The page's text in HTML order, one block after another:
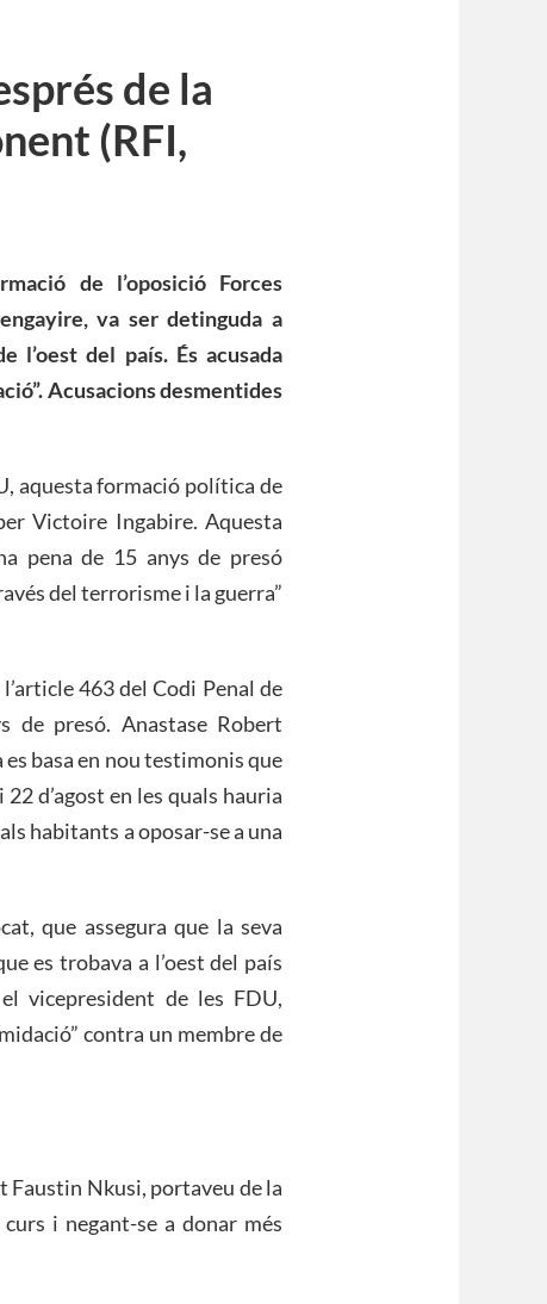
de la
(RFI,
de l’oposició Forces
va ser detinguda a
del país. És acusada
Acusacions desmentides
aquesta formació política de
Victoire Ingabire. Aquesta
pena de 15 anys de presó
del terrorisme i la guerra”
463 del Codi Penal de
de presó. Anastase Robert
basa en nou testimonis que
d’agost en les quals hauria
habitants a oposar-se a una
que assegura que la seva
es trobava a l’oest del país
vicepresident de les FDU,
contra un membre de
Faustin Nkusi, portaveu de la
i negant-se a donar més